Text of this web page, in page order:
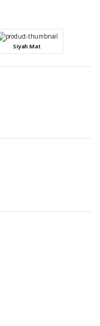
Siyah Mat